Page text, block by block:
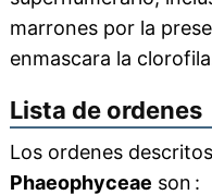
marrones por la
enmascara la
Lista de ordenes
Los ordenes
Phaeophyceae son :